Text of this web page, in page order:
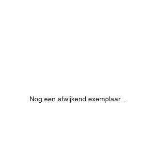
Nog een afwijkend exemplaar...